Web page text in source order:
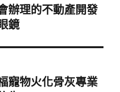
辦理的不動產開發
鏡
寵物火化骨灰專業